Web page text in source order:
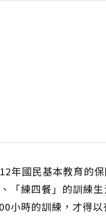
年國民基本教育的
「練四餐」的訓練
小時的訓練，才得以